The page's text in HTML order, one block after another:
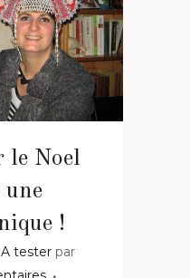
le Noel
!
A tester par